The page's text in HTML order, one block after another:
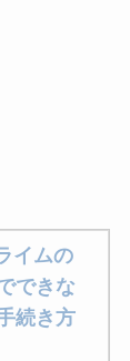
イムの
できな
続き方